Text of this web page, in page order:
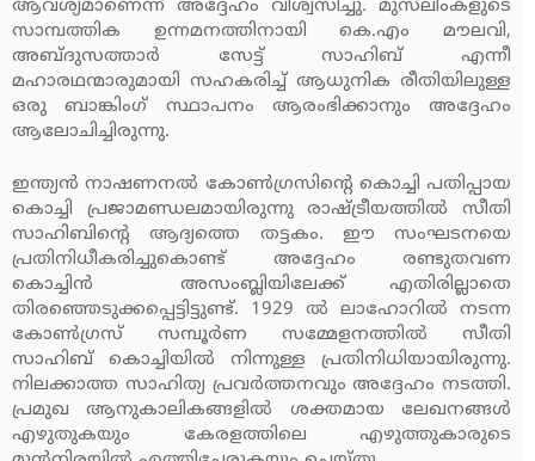
ആവശ്യമാണെന്ന് അദ്ദേഹം വിശ്വസിച്ചു. മുസ്‌ലിംകളുടെ
സാമ്പത്തിക ഉന്നമനത്തിനായി കെ.എം മൗലവി,
അബ്ദുസത്താര്‍ സേട്ട് സാഹിബ് എന്നീ
മഹാരഥന്മാരുമായി സഹകരിച്ച് ആധുനിക രീതിയിലുള്ള
ഒരു ബാങ്കിംഗ് സ്ഥാപനം ആരംഭിക്കാനും അദ്ദേഹം
ആലോചിച്ചിരുന്നു.
ഇന്ത്യന്‍ നാഷണനല്‍ കോണ്‍ഗ്രസിന്റെ കൊച്ചി പതിപ്പായ
കൊച്ചി പ്രജാമണ്ഡലമായിരുന്നു രാഷ്ട്രീയത്തില്‍ സീതി
സാഹിബിന്റെ ആദ്യത്തെ തട്ടകം. ഈ സംഘടനയെ
പ്രതിനിധീകരിച്ചുകൊണ്ട് അദ്ദേഹം രണ്ടുതവണ
കൊച്ചിന്‍ അസംബ്ലിയിലേക്ക് എതിരില്ലാതെ
തിരഞ്ഞെടുക്കപ്പെട്ടിട്ടുണ്ട്. 1929 ല്‍ ലാഹോറില്‍ നടന്ന
കോണ്‍ഗ്രസ് സമ്പൂര്‍ണ സമ്മേളനത്തില്‍ സീതി
സാഹിബ് കൊച്ചിയില്‍ നിന്നുള്ള പ്രതിനിധിയായിരുന്നു.
നിലക്കാത്ത സാഹിത്യ പ്രവര്‍ത്തനവും അദ്ദേഹം നടത്തി.
പ്രമുഖ ആനുകാലികങ്ങളില്‍ ശക്തമായ ലേഖനങ്ങള്‍
എഴുതുകയും കേരളത്തിലെ എഴുത്തുകാരുടെ